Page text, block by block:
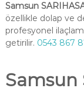
Samsun
özellikle dolap ve
profesyonel
getirilir. 0543 867
Samsun